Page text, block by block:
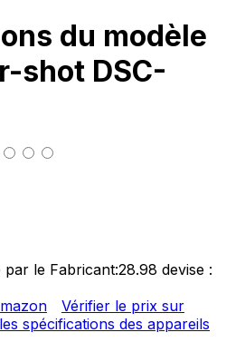
du modèle
shot DSC-
par le Fabricant:28.98 devise :
Vérifier le prix sur
spécifications des appareils